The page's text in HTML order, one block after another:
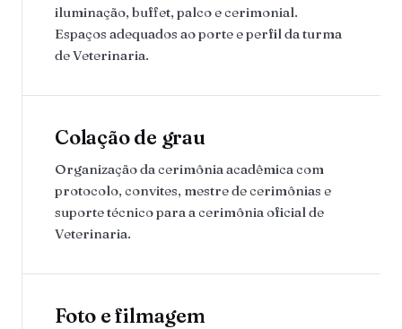
iluminação, buffet, palco e cerimonial.
Espaços adequados ao porte e perfil da turma
de Veterinaria.
Colação de grau
Organização da cerimônia acadêmica com
protocolo, convites, mestre de cerimônias e
suporte técnico para a cerimônia oficial de
Veterinaria.
Foto e filmagem